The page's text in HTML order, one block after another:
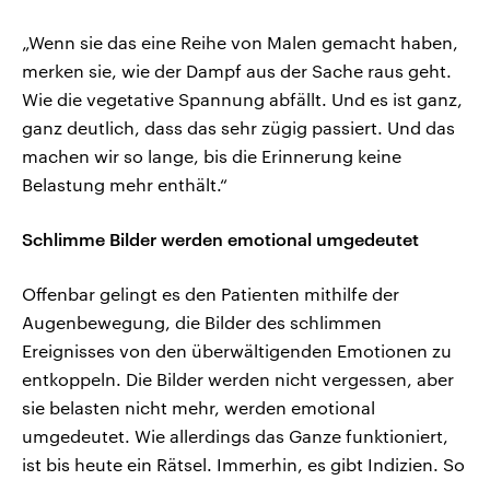
„Wenn sie das eine Reihe von Malen gemacht haben,
merken sie, wie der Dampf aus der Sache raus geht.
Wie die vegetative Spannung abfällt. Und es ist ganz,
ganz deutlich, dass das sehr zügig passiert. Und das
machen wir so lange, bis die Erinnerung keine
Belastung mehr enthält.“
Schlimme Bilder werden emotional umgedeutet
Offenbar gelingt es den Patienten mithilfe der
Augenbewegung, die Bilder des schlimmen
Ereignisses von den überwältigenden Emotionen zu
entkoppeln. Die Bilder werden nicht vergessen, aber
sie belasten nicht mehr, werden emotional
umgedeutet. Wie allerdings das Ganze funktioniert,
ist bis heute ein Rätsel. Immerhin, es gibt Indizien. So